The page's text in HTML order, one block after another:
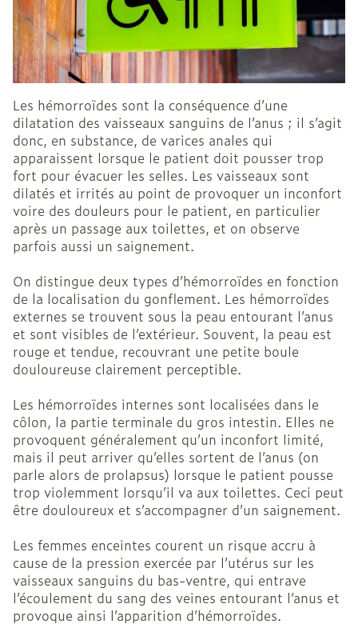
Les hémorroïdes sont la conséquence d’une
dilatation des vaisseaux sanguins de l’anus ; il s’agit
donc, en substance, de varices anales qui
apparaissent lorsque le patient doit pousser trop
fort pour évacuer les selles. Les vaisseaux sont
dilatés et irrités au point de provoquer un inconfort
voire des douleurs pour le patient, en particulier
après un passage aux toilettes, et on observe
parfois aussi un saignement.
On distingue deux types d’hémorroïdes en fonction
de la localisation du gonflement. Les hémorroïdes
externes se trouvent sous la peau entourant l’anus
et sont visibles de l’extérieur. Souvent, la peau est
rouge et tendue, recouvrant une petite boule
douloureuse clairement perceptible.
Les hémorroïdes internes sont localisées dans le
côlon, la partie terminale du gros intestin. Elles ne
provoquent généralement qu’un inconfort limité,
mais il peut arriver qu’elles sortent de l’anus (on
parle alors de prolapsus) lorsque le patient pousse
trop violemment lorsqu’il va aux toilettes. Ceci peut
être douloureux et s’accompagner d’un saignement.
Les femmes enceintes courent un risque accru à
cause de la pression exercée par l’utérus sur les
vaisseaux sanguins du bas-ventre, qui entrave
l’écoulement du sang des veines entourant l’anus et
provoque ainsi l’apparition d’hémorroïdes.